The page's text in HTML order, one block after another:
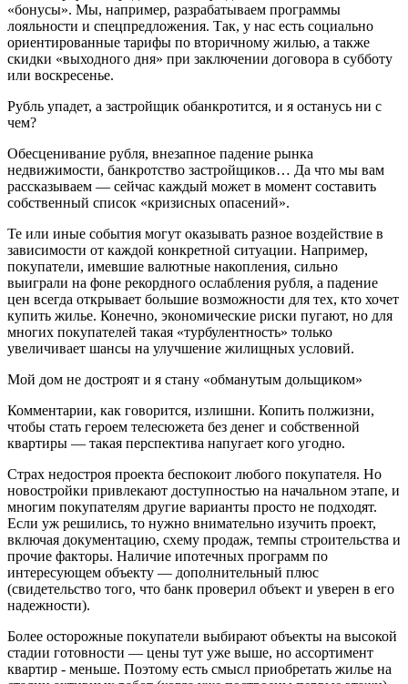
«бонусы». Мы, например, разрабатываем программы
лояльности и спецпредложения. Так, у нас есть социально
ориентированные тарифы по вторичному жилью, а также
скидки «выходного дня» при заключении договора в субботу
или воскресенье.
Рубль упадет, а застройщик обанкротится, и я останусь ни с
чем?
Обесценивание рубля, внезапное падение рынка
недвижимости, банкротство застройщиков… Да что мы вам
рассказываем — сейчас каждый может в момент составить
собственный список «кризисных опасений».
Те или иные события могут оказывать разное воздействие в
зависимости от каждой конкретной ситуации. Например,
покупатели, имевшие валютные накопления, сильно
выиграли на фоне рекордного ослабления рубля, а падение
цен всегда открывает большие возможности для тех, кто хочет
купить жилье. Конечно, экономические риски пугают, но для
многих покупателей такая «турбулентность» только
увеличивает шансы на улучшение жилищных условий.
Мой дом не достроят и я стану «обманутым дольщиком»
Комментарии, как говорится, излишни. Копить полжизни,
чтобы стать героем телесюжета без денег и собственной
квартиры — такая перспектива напугает кого угодно.
Страх недостроя проекта беспокоит любого покупателя. Но
новостройки привлекают доступностью на начальном этапе, и
многим покупателям другие варианты просто не подходят.
Если уж решились, то нужно внимательно изучить проект,
включая документацию, схему продаж, темпы строительства и
прочие факторы. Наличие ипотечных программ по
интересующем объекту — дополнительный плюс
(свидетельство того, что банк проверил объект и уверен в его
надежности).
Более осторожные покупатели выбирают объекты на высокой
стадии готовности — цены тут уже выше, но ассортимент
квартир - меньше. Поэтому есть смысл приобретать жилье на